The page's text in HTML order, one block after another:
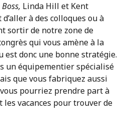
Linda Hill et Kent
à des colloques ou à
sortir de notre zone de
qui vous amène à la
donc une bonne stratégie.
un équipementier spécialisé
que vous fabriquez aussi
pourriez prendre part à
les vacances pour trouver de